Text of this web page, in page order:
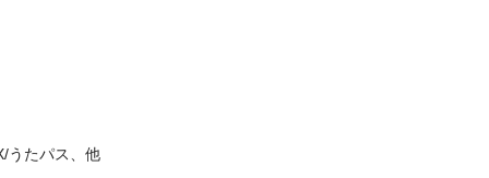
うたパス、他